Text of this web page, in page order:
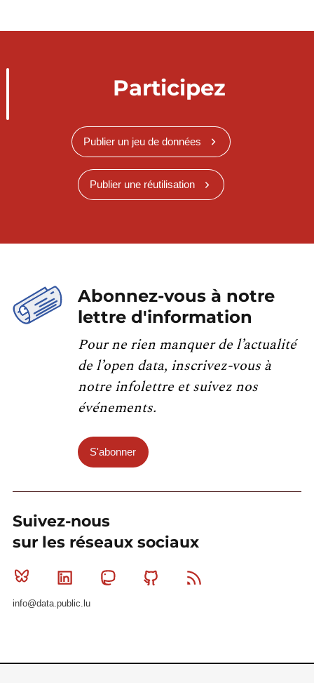
Participez
Publier un jeu de données
Publier une réutilisation
Abonnez-vous à notre
lettre d'information
Pour ne rien manquer de l’actualité
de l’open data, inscrivez-vous à
notre infolettre et suivez nos
événements.
S'abonner
Suivez-nous
sur les réseaux sociaux
Bluesky Linkedin MastodonGithub
info@data.public.lu